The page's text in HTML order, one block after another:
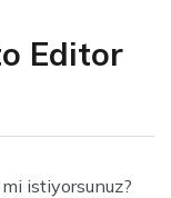
Editor
istiyorsunuz?